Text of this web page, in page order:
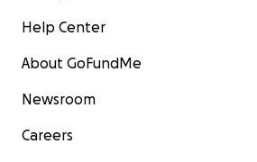
Help Center
About GoFundMe
Newsroom
Careers